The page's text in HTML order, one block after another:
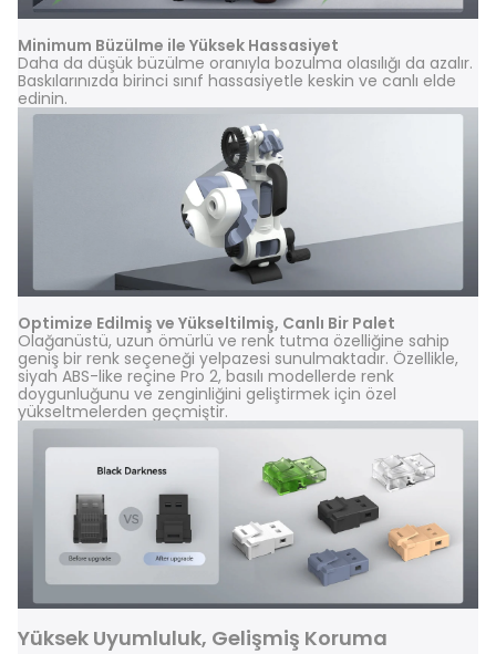
Minimum Büzülme ile Yüksek Hassasiyet
Daha da düşük büzülme oranıyla bozulma olasılığı da azalır.
Baskılarınızda birinci sınıf hassasiyetle keskin ve canlı elde
edinin.
Optimize Edilmiş ve Yükseltilmiş, Canlı Bir Palet
Olağanüstü, uzun ömürlü ve renk tutma özelliğine sahip
geniş bir renk seçeneği yelpazesi sunulmaktadır. Özellikle,
siyah ABS-like reçine Pro 2, basılı modellerde renk
doygunluğunu ve zenginliğini geliştirmek için özel
yükseltmelerden geçmiştir.
Yüksek Uyumluluk, Gelişmiş Koruma